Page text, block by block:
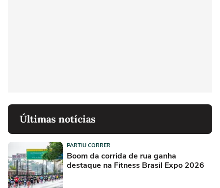
Últimas notícias
PARTIU CORRER
Boom da corrida de rua ganha
destaque na Fitness Brasil Expo 2026